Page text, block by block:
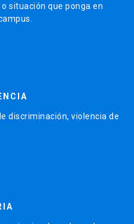
situación que ponga en
discriminación, violencia de